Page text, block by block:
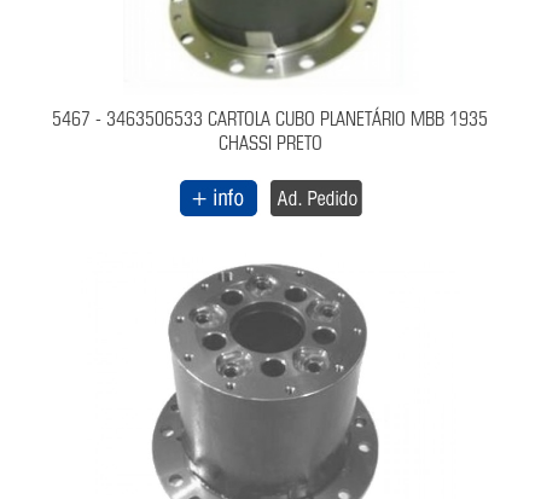
5467 - 3463506533 CARTOLA CUBO PLANETÁRIO MBB 1935
CHASSI PRETO